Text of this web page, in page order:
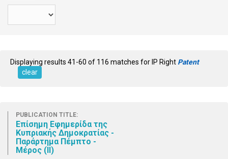
Displaying results 41-60 of 116 matches for IP Right Patent
clear
PUBLICATION TITLE:
Επίσημη Εφημερίδα της
Κυπριακής Δημοκρατίας -
Παράρτημα Πέμπτο -
Μέρος (ΙΙ)